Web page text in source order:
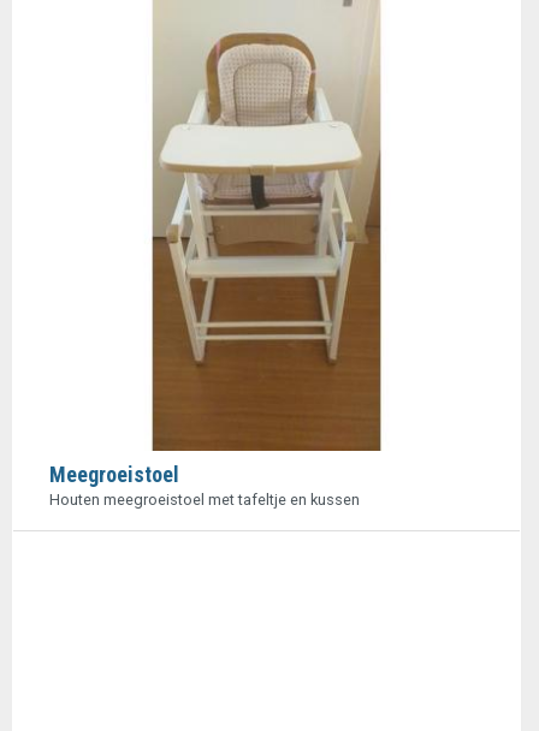
Meegroeistoel
Houten meegroeistoel met tafeltje en kussen